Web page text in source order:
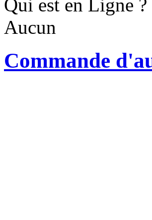
Qui est en Ligne ?
Aucun
Commande